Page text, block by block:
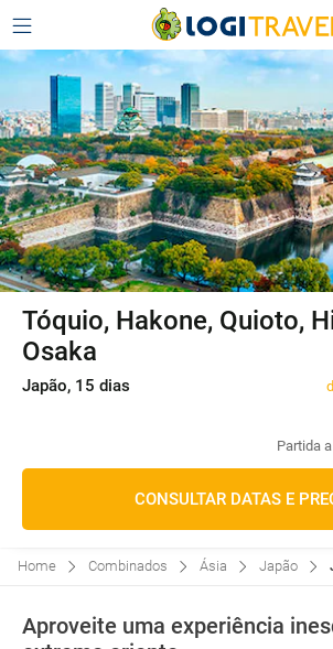
Tóquio, Hakone, Quioto,
Osaka
Japão, 15 dias
Partida
CONSULTAR DATAS E
Home Combinados Ásia Japão
Aproveite uma experiência